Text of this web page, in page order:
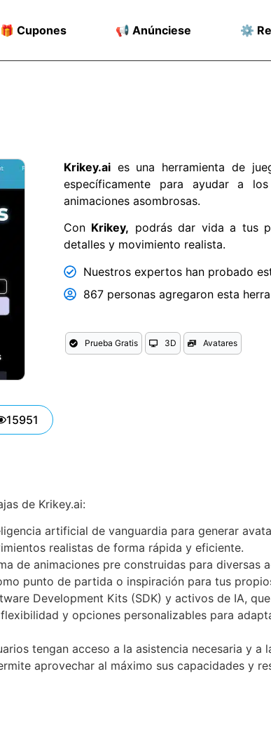
🎁 Cupones 📢 Anúnciese ⚙️
Krikey.ai es una herramienta de
específicamente para ayudar a
animaciones asombrosas.
Con Krikey, podrás dar vida a tus
detalles y movimiento realista.
Nuestros expertos han probado
867 personas agregaron esta
Prueba Gratis 3D Avatares
15951
de Krikey.ai:
artificial de vanguardia para generar
realistas de forma rápida y eficiente.
de animaciones pre construidas para diversas
punto de partida o inspiración para tus
Development Kits (SDK) y activos de IA,
y opciones personalizables para
tengan acceso a la asistencia necesaria y
aprovechar al máximo sus capacidades y